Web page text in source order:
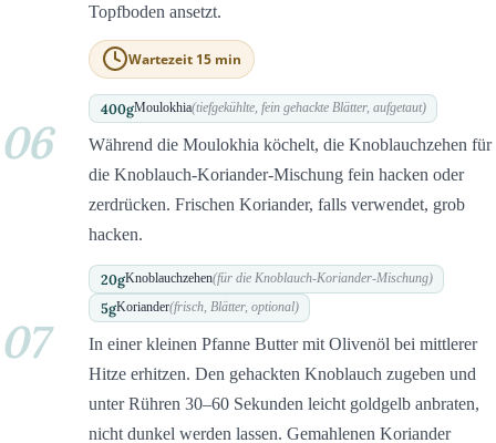
Topfboden ansetzt.
Wartezeit 15 min
400gMoulokhia(tiefgekühlte, fein gehackte Blätter, aufgetaut)
06
Während die Moulokhia köchelt, die Knoblauchzehen für
die Knoblauch-Koriander-Mischung fein hacken oder
zerdrücken. Frischen Koriander, falls verwendet, grob
hacken.
20gKnoblauchzehen(für die Knoblauch-Koriander-Mischung)
5gKoriander(frisch, Blätter, optional)
07
In einer kleinen Pfanne Butter mit Olivenöl bei mittlerer
Hitze erhitzen. Den gehackten Knoblauch zugeben und
unter Rühren 30–60 Sekunden leicht goldgelb anbraten,
nicht dunkel werden lassen. Gemahlenen Koriander